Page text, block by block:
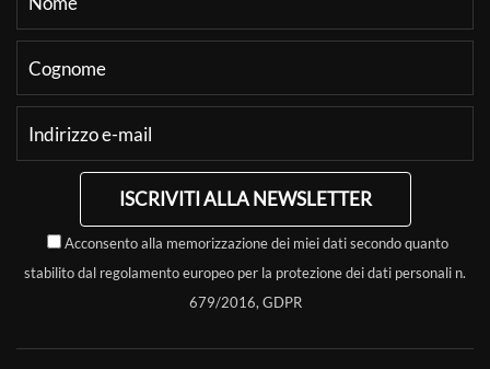
ISCRIVITI ALLA NEWSLETTER
Acconsento alla memorizzazione dei miei dati secondo quanto
stabilito dal regolamento europeo per la protezione dei dati personali n.
679/2016, GDPR